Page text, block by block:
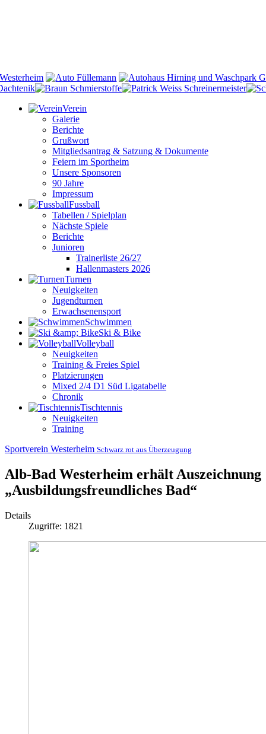
Verein
Galerie
Berichte
Grußwort
Mitgliedsantrag & Satzung & Dokumente
Feiern im Sportheim
Unsere Sponsoren
90 Jahre
Impressum
Fussball
Tabellen / Spielplan
Nächste Spiele
Berichte
Junioren
Trainerliste 26/27
Hallenmasters 2026
Turnen
Neuigkeiten
Jugendturnen
Erwachsenensport
Schwimmen
Ski & Bike
Volleyball
Neuigkeiten
Training & Freies Spiel
Platzierungen
Mixed 2/4 D1 Süd Ligatabelle
Chronik
Tischtennis
Neuigkeiten
Training
Sportverein Westerheim Schwarz rot aus Überzeugung
Alb-Bad Westerheim erhält Auszeichnung
„Ausbildungsfreundliches Bad“
Details
Zugriffe: 1821